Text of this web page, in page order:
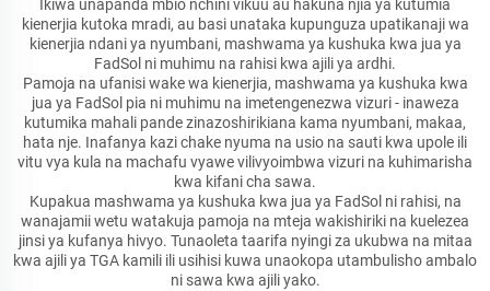
Ikiwa unapanda mbio nchini vikuu au hakuna njia ya kutumia
kienerjia kutoka mradi, au basi unataka kupunguza upatikanaji wa
kienerjia ndani ya nyumbani, mashwama ya kushuka kwa jua ya
FadSol ni muhimu na rahisi kwa ajili ya ardhi.
Pamoja na ufanisi wake wa kienerjia, mashwama ya kushuka kwa
jua ya FadSol pia ni muhimu na imetengenezwa vizuri - inaweza
kutumika mahali pande zinazoshirikiana kama nyumbani, makaa,
hata nje. Inafanya kazi chake nyuma na usio na sauti kwa upole ili
vitu vya kula na machafu vyawe vilivyoimbwa vizuri na kuhimarisha
kwa kifani cha sawa.
Kupakua mashwama ya kushuka kwa jua ya FadSol ni rahisi, na
wanajamii wetu watakuja pamoja na mteja wakishiriki na kuelezea
jinsi ya kufanya hivyo. Tunaoleta taarifa nyingi za ukubwa na mitaa
kwa ajili ya TGA kamili ili usihisi kuwa unaokopa utambulisho ambalo
ni sawa kwa ajili yako.